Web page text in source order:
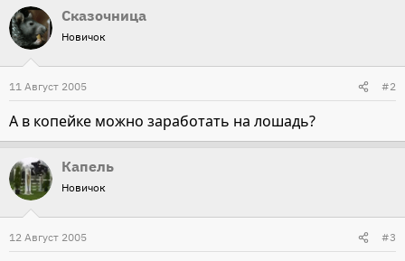
Сказочница
Новичок
11 Август 2005 #2
А в копейке можно заработать на лошадь?
Капель
Новичок
12 Август 2005 #3